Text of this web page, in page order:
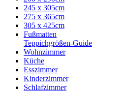
245 x 305cm
275 x 365cm
305 x 425cm
Fußmatten
Teppichgrößen-Guide
Wohnzimmer
Küche
Esszimmer
Kinderzimmer
Schlafzimmer